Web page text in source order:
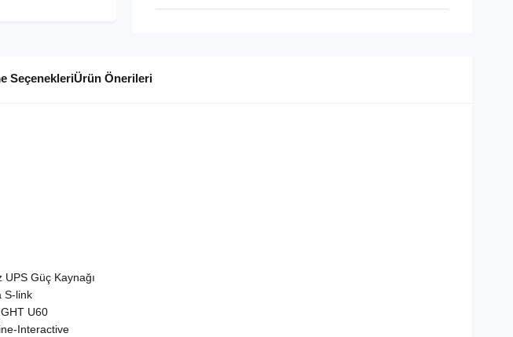
SeçenekleriÜrün Önerileri
UPS Güç Kaynağı
S-link
U60
Interactive